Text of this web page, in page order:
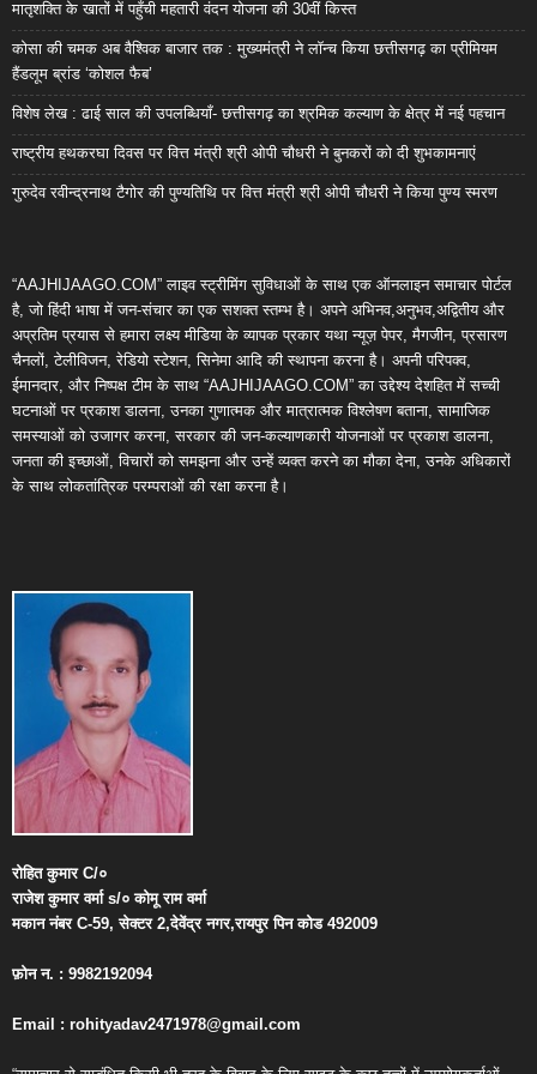
मातृशक्ति के खातों में पहुँची महतारी वंदन योजना की 30वीं किस्त
कोसा की चमक अब वैश्विक बाजार तक : मुख्यमंत्री ने लॉन्च किया छत्तीसगढ़ का प्रीमियम
हैंडलूम ब्रांड ‘कोशल फैब’
विशेष लेख : ढाई साल की उपलब्धियाँ- छत्तीसगढ़ का श्रमिक कल्याण के क्षेत्र में नई पहचान
राष्ट्रीय हथकरघा दिवस पर वित्त मंत्री श्री ओपी चौधरी ने बुनकरों को दी शुभकामनाएं
गुरुदेव रवीन्द्रनाथ टैगोर की पुण्यतिथि पर वित्त मंत्री श्री ओपी चौधरी ने किया पुण्य स्मरण
“AAJHIJAAGO.COM” लाइव स्ट्रीमिंग सुविधाओं के साथ एक ऑनलाइन समाचार पोर्टल
है, जो हिंदी भाषा में जन-संचार का एक सशक्त स्तम्भ है। अपने अभिनव,अनुभव,अद्वितीय और
अप्रतिम प्रयास से हमारा लक्ष्य मीडिया के व्यापक प्रकार यथा न्यूज़ पेपर, मैगजीन, प्रसारण
चैनलों, टेलीविजन, रेडियो स्टेशन, सिनेमा आदि की स्थापना करना है। अपनी परिपक्व,
ईमानदार, और निष्पक्ष टीम के साथ “AAJHIJAAGO.COM” का उद्देश्य देशहित में सच्ची
घटनाओं पर प्रकाश डालना, उनका गुणात्मक और मात्रात्मक विश्लेषण बताना, सामाजिक
समस्याओं को उजागर करना, सरकार की जन-कल्याणकारी योजनाओं पर प्रकाश डालना,
जनता की इच्छाओं, विचारों को समझना और उन्हें व्यक्त करने का मौका देना, उनके अधिकारों
के साथ लोकतांत्रिक परम्पराओं की रक्षा करना है।
रोहित कुमारC/०
राजेश कुमार वर्माs/० कोमू राम वर्मा
मकान नंबरC-59,सेक्टर2,देवेंद्र नगर,रायपुर पिन कोड492009
फ़ोन न. : 9982192094
Email : rohityadav2471978@gmail.com